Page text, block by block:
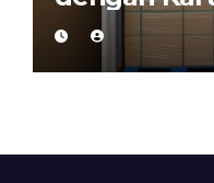
Dunnage